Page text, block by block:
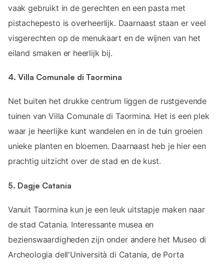
vaak gebruikt in de gerechten en een pasta met
pistachepesto is overheerlijk. Daarnaast staan er veel
visgerechten op de menukaart en de wijnen van het
eiland smaken er heerlijk bij.
4. Villa Comunale di Taormina
Net buiten het drukke centrum liggen de rustgevende
tuinen van Villa Comunale di Taormina. Het is een plek
waar je heerlijke kunt wandelen en in de tuin groeien
unieke planten en bloemen. Daarnaast heb je hier een
prachtig uitzicht over de stad en de kust.
5. Dagje Catania
Vanuit Taormina kun je een leuk uitstapje maken naar
de stad Catania. Interessante musea en
bezienswaardigheden zijn onder andere het Museo di
Archeologia dell'Università di Catania, de Porta